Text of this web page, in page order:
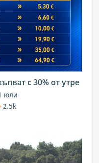
с 30% от утре
юли
2.5k